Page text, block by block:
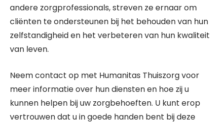
andere zorgprofessionals, streven ze ernaar om
cliënten te ondersteunen bij het behouden van hun
zelfstandigheid en het verbeteren van hun kwaliteit
van leven.
Neem contact op met Humanitas Thuiszorg voor
meer informatie over hun diensten en hoe zij u
kunnen helpen bij uw zorgbehoeften. U kunt erop
vertrouwen dat u in goede handen bent bij deze